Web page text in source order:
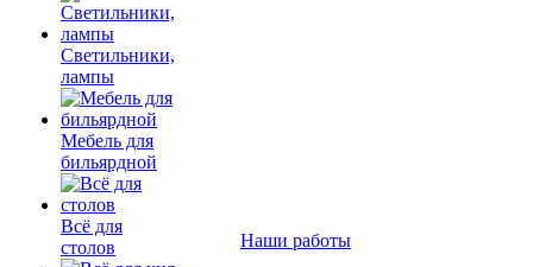
Светильники,
лампы
Мебель для
бильярдной
Всё для
столов
Наши работы